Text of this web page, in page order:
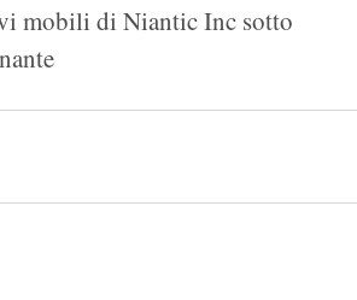
mobili di Niantic Inc sotto